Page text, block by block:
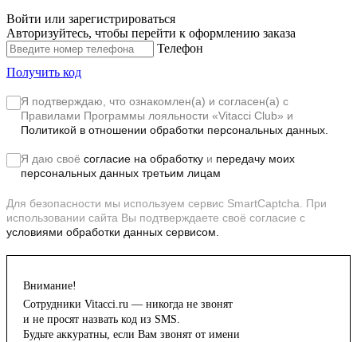
Войти или зарегистрироваться
Авторизуйтесь, чтобы перейти к оформлению заказа
Телефон
Получить код
Я подтверждаю, что ознакомлен(а) и согласен(а) с
Правилами Программы лояльности «Vitacci Club» и
Политикой в отношении обработки персональных данных.
Я даю своё согласие на обработку и передачу моих
персональных данных третьим лицам
Для безопасности мы используем сервис SmartCaptcha. При
использовании сайта Вы подтверждаете своё согласие с
условиями обработки данных сервисом.
Внимание!
Сотрудники Vitacci.ru — никогда не звонят
и не просят назвать код из SMS.
Будьте аккуратны, если Вам звонят от имени